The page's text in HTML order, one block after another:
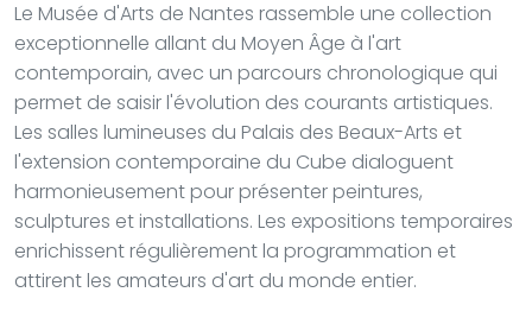
Le Musée d'Arts de Nantes rassemble une collection
exceptionnelle allant du Moyen Âge à l'art
contemporain, avec un parcours chronologique qui
permet de saisir l'évolution des courants artistiques.
Les salles lumineuses du Palais des Beaux-Arts et
l'extension contemporaine du Cube dialoguent
harmonieusement pour présenter peintures,
sculptures et installations. Les expositions temporaires
enrichissent régulièrement la programmation et
attirent les amateurs d'art du monde entier.